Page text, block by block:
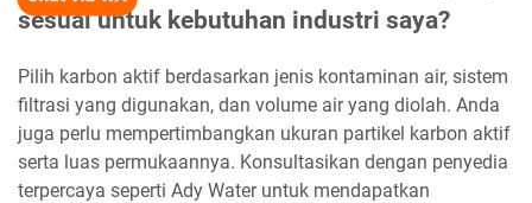
sesuai untuk kebutuhan industri saya?
Pilih karbon aktif berdasarkan jenis kontaminan air, sistem
filtrasi yang digunakan, dan volume air yang diolah. Anda
juga perlu mempertimbangkan ukuran partikel karbon aktif
serta luas permukaannya. Konsultasikan dengan penyedia
terpercaya seperti Ady Water untuk mendapatkan